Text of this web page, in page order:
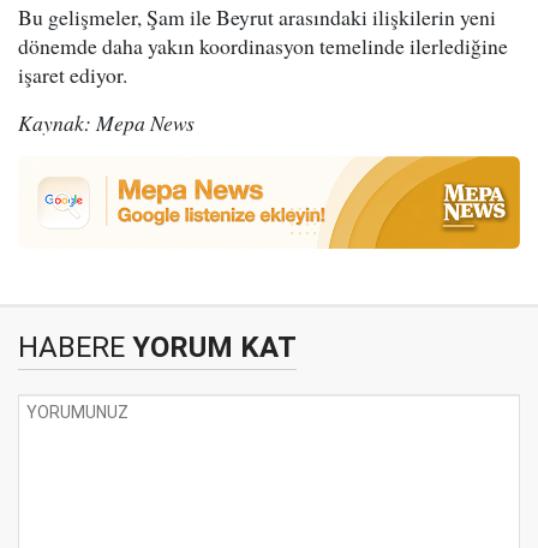
Bu gelişmeler, Şam ile Beyrut arasındaki ilişkilerin yeni
dönemde daha yakın koordinasyon temelinde ilerlediğine
işaret ediyor.
Kaynak: Mepa News
HABERE YORUM KAT